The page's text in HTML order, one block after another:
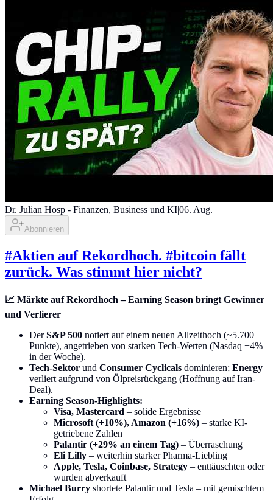
Dr. Julian Hosp - Finanzen, Business und KI|06. Aug.
Abonnieren
#Aktien auf Rekordhoch. #bitcoin fällt
zurück. Was stimmt hier nicht?
📈 Märkte auf Rekordhoch – Earning Season bringt Gewinner
und Verlierer
DerS&P 500 notiert auf einem neuen Allzeithoch (~5.700
Punkte), angetrieben von starken Tech-Werten (Nasdaq +4%
in der Woche).
Tech-Sektor und Consumer Cyclicals dominieren; Energy
verliert aufgrund von Ölpreisrückgang (Hoffnung auf Iran-
Deal).
Earning Season-Highlights:
Visa, Mastercard – solide Ergebnisse
Microsoft (+10%), Amazon (+16%) – starke KI-
getriebene Zahlen
Palantir (+29% an einem Tag) – Überraschung
Eli Lilly – weiterhin starker Pharma-Liebling
Apple, Tesla, Coinbase, Strategy – enttäuschten oder
wurden abverkauft
Michael Burry shortete Palantir und Tesla – mit gemischtem